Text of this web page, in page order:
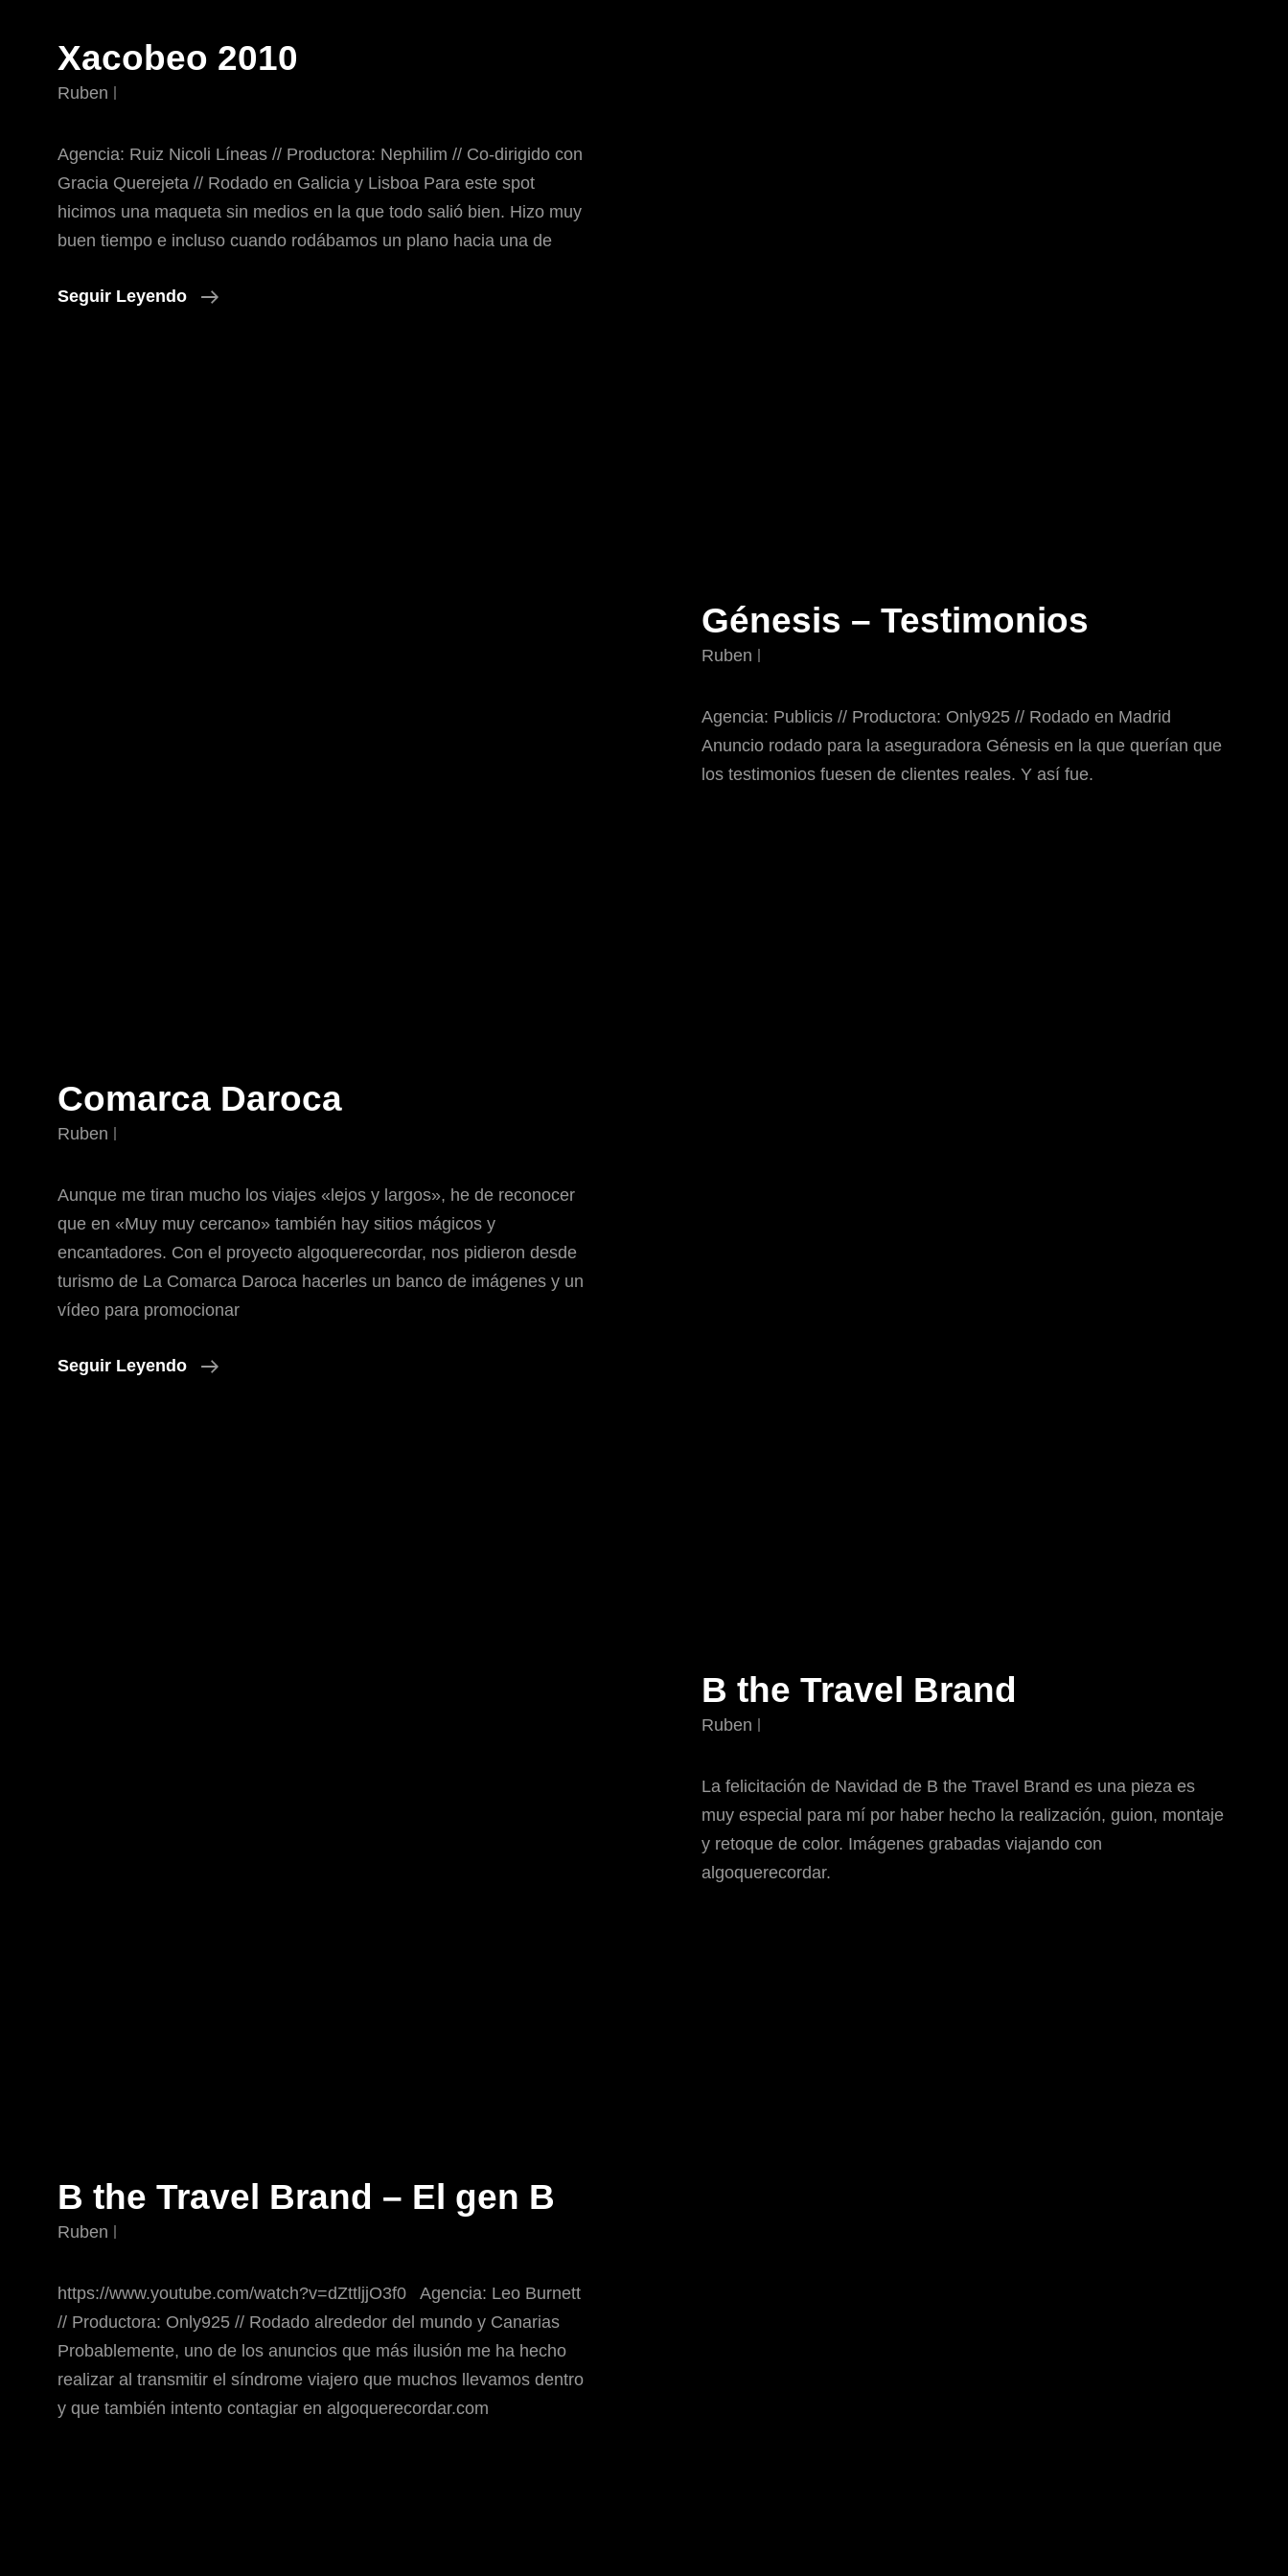
Xacobeo 2010
Ruben
Agencia: Ruiz Nicoli Líneas // Productora: Nephilim // Co-dirigido con
Gracia Querejeta // Rodado en Galicia y Lisboa Para este spot
hicimos una maqueta sin medios en la que todo salió bien. Hizo muy
buen tiempo e incluso cuando rodábamos un plano hacia una de
Seguir Leyendo
Xacobeo
Génesis – Testimonios
Ruben
Agencia: Publicis // Productora: Only925 // Rodado en Madrid
Anuncio rodado para la aseguradora Génesis en la que querían que
los testimonios fuesen de clientes reales. Y así fue.
Comarca Daroca
Ruben
Aunque me tiran mucho los viajes «lejos y largos», he de reconocer
que en «Muy muy cercano» también hay sitios mágicos y
encantadores. Con el proyecto algoquerecordar, nos pidieron desde
turismo de La Comarca Daroca hacerles un banco de imágenes y un
vídeo para promocionar
Seguir Leyendo
Comarca
B the Travel Brand
Ruben
La felicitación de Navidad de B the Travel Brand es una pieza es
muy especial para mí por haber hecho la realización, guion, montaje
y retoque de color. Imágenes grabadas viajando con
algoquerecordar.
B the Travel Brand – El gen B
Ruben
https://www.youtube.com/watch?v=dZttljjO3f0 Agencia: Leo Burnett
// Productora: Only925 // Rodado alrededor del mundo y Canarias
Probablemente, uno de los anuncios que más ilusión me ha hecho
realizar al transmitir el síndrome viajero que muchos llevamos dentro
y que también intento contagiar en algoquerecordar.com